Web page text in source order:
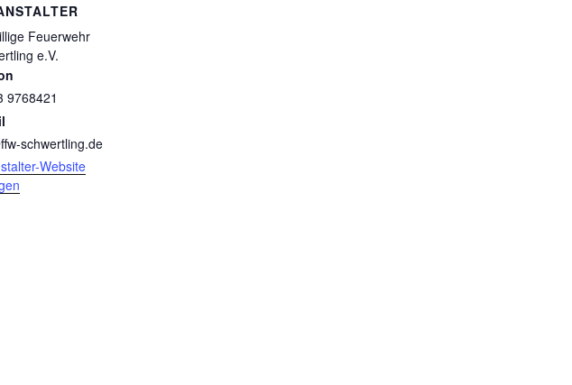
Feuerwehr
e.V.
9768421
schwertling.de
Website